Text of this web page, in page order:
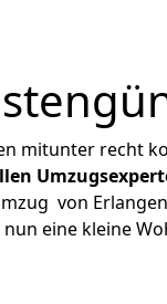
mitunter recht
von
nun eine kleine